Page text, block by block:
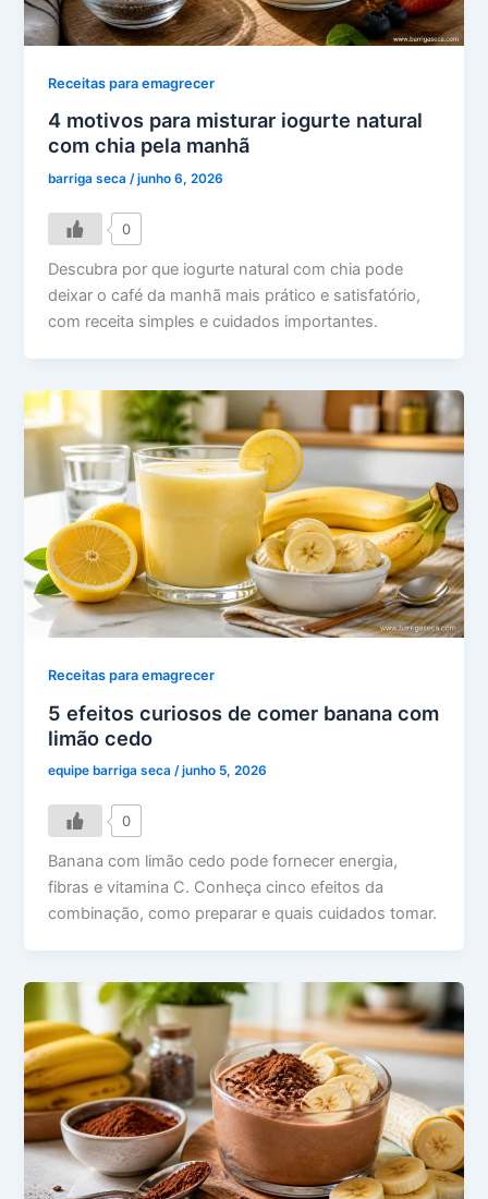
Receitas para emagrecer
4 motivos para misturar iogurte natural
com chia pela manhã
barriga seca/junho 6, 2026
0
Descubra por que iogurte natural com chia pode
deixar o café da manhã mais prático e satisfatório,
com receita simples e cuidados importantes.
Receitas para emagrecer
5 efeitos curiosos de comer banana com
limão cedo
equipe barriga seca/junho 5, 2026
0
Banana com limão cedo pode fornecer energia,
fibras e vitamina C. Conheça cinco efeitos da
combinação, como preparar e quais cuidados tomar.